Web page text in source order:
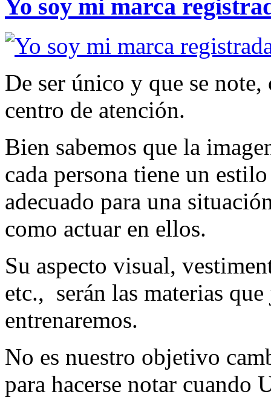
Yo soy mi marca
De ser único y que se
centro de atención.
Bien sabemos que la
cada persona tiene un
adecuado para una
como actuar en ellos.
Su aspecto visual,
etc., serán las materias
entrenaremos.
No es nuestro objetivo
para hacerse notar cuando